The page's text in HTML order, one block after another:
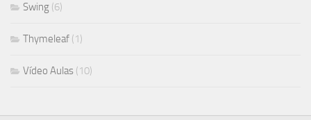
Swing (6)
Thymeleaf (1)
Vídeo Aulas (10)